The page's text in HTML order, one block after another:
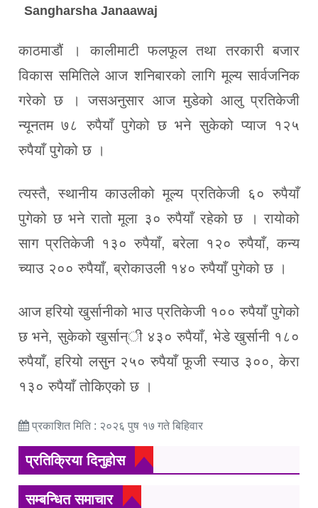
Sangharsha Janaawaj
काठमाडौं । कालीमाटी फलफूल तथा तरकारी बजार
विकास समितिले आज शनिबारको लागि मूल्य सार्वजनिक
गरेको छ । जसअनुसार आज मुडेको आलु प्रतिकेजी
न्यूनतम ७८ रुपैयाँ पुगेको छ भने सुकेको प्याज १२५
रुपैयाँ पुगेको छ ।
त्यस्तै, स्थानीय काउलीको मूल्य प्रतिकेजी ६० रुपैयाँ
पुगेको छ भने रातो मूला ३० रुपैयाँ रहेको छ । रायोको
साग प्रतिकेजी १३० रुपैयाँ, बरेला १२० रुपैयाँ, कन्य
च्याउ २०० रुपैयाँ, ब्रोकाउली १४० रुपैयाँ पुगेको छ ।
आज हरियो खुर्सानीको भाउ प्रतिकेजी १०० रुपैयाँ पुगेको
छ भने, सुकेको खुर्सान्ी ४३० रुपैयाँ, भेडे खुर्सानी १८०
रुपैयाँ, हरियो लसुन २५० रुपैयाँ फूजी स्याउ ३००, केरा
१३० रुपैयाँ तोकिएको छ ।
प्रकाशित मिति : २०२६ पुष १७ गते बिहिवार
प्रतिक्रिया दिनुहोस
सम्बन्धित समाचार